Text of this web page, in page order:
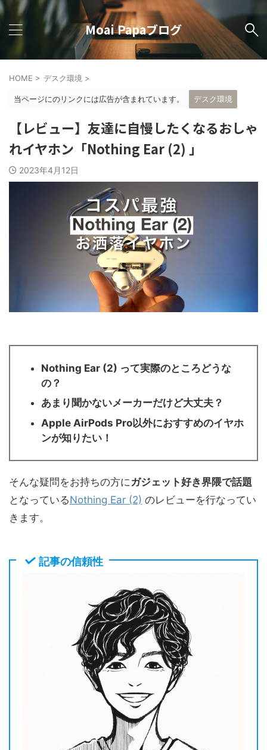
Moai Papaブログ
HOME > デスク環境 >
当ページにのリンクには広告が含まれています。 デスク環境
【レビュー】友達に自慢したくなるおしゃ
れイヤホン「Nothing Ear (2) 」
2023年4月12日
Nothing Ear (2) って実際のところどうな
の？
あまり聞かないメーカーだけど大丈夫？
Apple AirPods Pro以外におすすめのイヤホ
ンが知りたい！
そんな疑問をお持ちの方に ガジェット好き界隈で話題
となっているNothing Ear (2) のレビューを行なってい
きます。
記事の信頼性